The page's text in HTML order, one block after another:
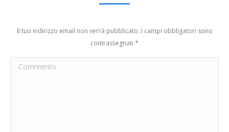
Il tuo indirizzo email non verrà pubblicato. I campi obbligatori sono
contrassegnati *
Commento